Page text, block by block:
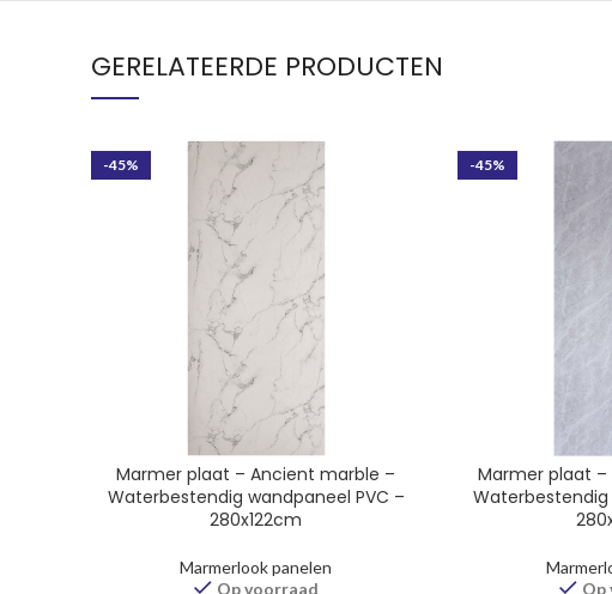
GERELATEERDE PRODUCTEN
-45%
Marmer plaat – Ancient marble –
Waterbestendig wandpaneel PVC –
280x122cm
Marmerlook panelen
Op voorraad
-45%
Marmer plaat –
Waterbestendig
Op